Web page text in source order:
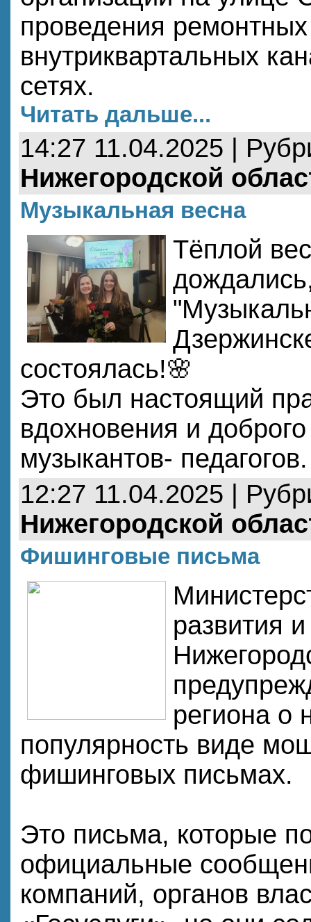
проведения
внутриквартальных
сетях.
Читать дальше...
14:27 11.04.2025 |
Нижегородской
Музыкальная весна
Тёплой
состоялась!🌸
Это был настоящий
вдохновения и
музыкантов-
12:27 11.04.2025 |
Нижегородской
Фишинговые письма
развития
региона
популярность виде
фишинговых письмах.
Это письма, которые
официальные
компаний, органов